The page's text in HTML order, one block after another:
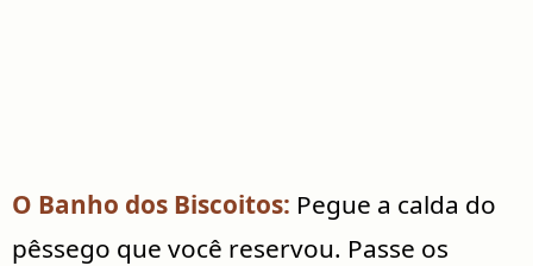
O Banho dos Biscoitos: Pegue a calda do
pêssego que você reservou. Passe os